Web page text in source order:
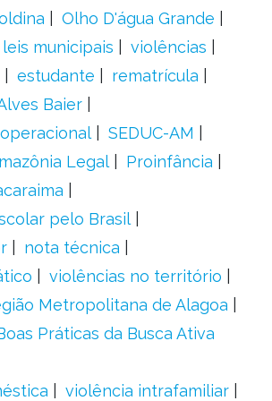
Olho D'água Grande
leis municipais
violências
estudante
rematrícula
Baier
SEDUC-AM
Legal
Proinfância
pelo Brasil
nota técnica
violências no território
Metropolitana de Alagoa
Práticas da Busca Ativa
violência intrafamiliar